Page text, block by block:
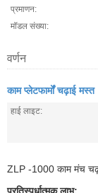
प्रमाणन:
मॉडल संख्या:
वर्णन
काम प्लेटफार्मों चढ़ाई मस्त
हाई लाइट:
ZLP -1000 काम मंच